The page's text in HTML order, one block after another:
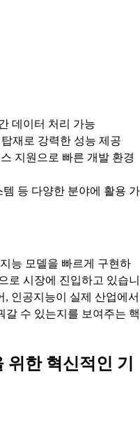
데이터 처리 가능
재로 강력한 성능 제공
지원으로 빠른 개발 환경
등 다양한 분야에 활용 가
능 모델을 빠르게 구현하
로 시장에 진입하고 있습니
, 인공지능이 실제 산업에서
갈 수 있는지를 보여주는 핵
한 혁신적인 기